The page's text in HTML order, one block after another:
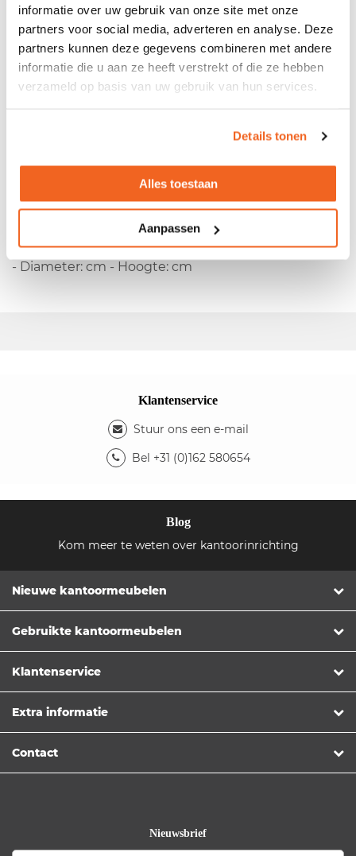
informatie over uw gebruik van onze site met onze
partners voor social media, adverteren en analyse. Deze
partners kunnen deze gegevens combineren met andere
informatie die u aan ze heeft verstrekt of die ze hebben
verzameld op basis van uw gebruik van hun services.
Details tonen
Alles toestaan
Aanpassen
Voor zowelParticulieralsZakelijk
ProfessioneleBezorg- en Montageservice
Gebruikte plantenbak
-Inclusief namaak klaprozen
Kleuren
- Kleur bak: boomschors - Kleur bloem: rood
Afmetingen
- Diameter: cm - Hoogte: cm
Klantenservice
Stuur ons een e-mail
Bel +31 (0)162 580654
Blog
Kom meer te weten over kantoorinrichting
Nieuwe kantoormeubelen
Gebruikte kantoormeubelen
Klantenservice
Extra informatie
Contact
Nieuwsbrief